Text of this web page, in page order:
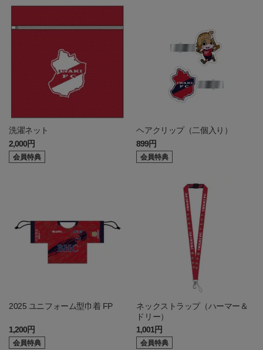
洗濯ネット
2,000円
会員特典
ヘアクリップ（二個入り）
899円
会員特典
2025 ユニフォーム型巾着 FP
1,200円
会員特典
ネックストラップ（ハーマー＆
ドリー）
1,001円
会員特典